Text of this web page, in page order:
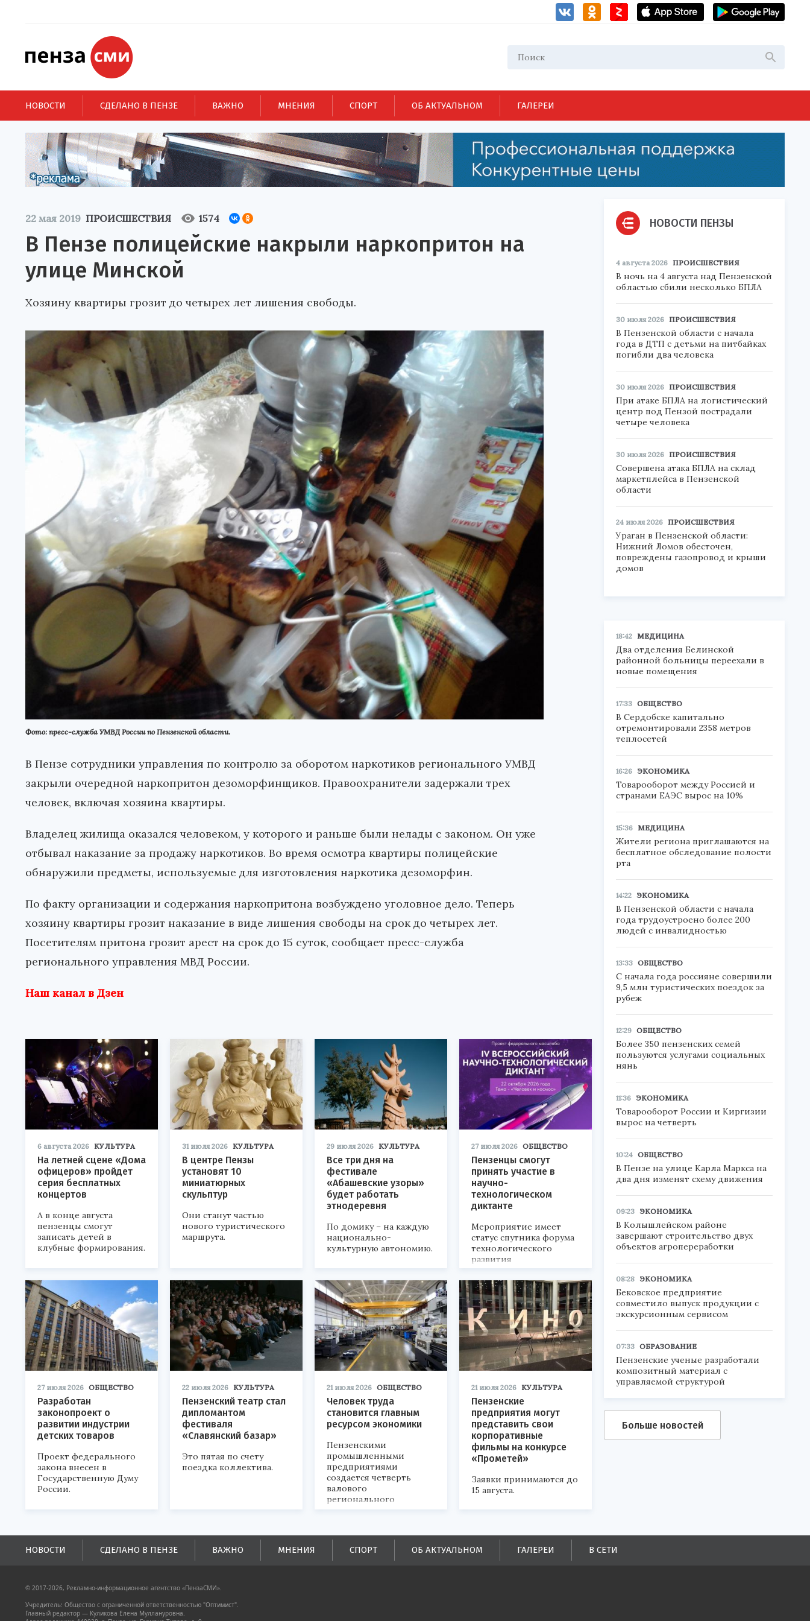
НОВОСТИ СДЕЛАНО В ПЕНЗЕ ВАЖНО МНЕНИЯ СПОРТ ОБ АКТУАЛЬНОМ ГАЛЕРЕИ
22 мая 2019 ПРОИСШЕСТВИЯ 1574
В Пензе полицейские накрыли наркопритон на
улице Минской
Хозяину квартиры грозит до четырех лет лишения свободы.
Фото: пресс-служба УМВД России по Пензенской области.
В Пензе сотрудники управления по контролю за оборотом наркотиков регионального УМВД
закрыли очередной наркопритон дезоморфинщиков. Правоохранители задержали трех
человек, включая хозяина квартиры.
Владелец жилища оказался человеком, у которого и раньше были нелады с законом. Он уже
отбывал наказание за продажу наркотиков. Во время осмотра квартиры полицейские
обнаружили предметы, используемые для изготовления наркотика дезоморфин.
По факту организации и содержания наркопритона возбуждено уголовное дело. Теперь
хозяину квартиры грозит наказание в виде лишения свободы на срок до четырех лет.
Посетителям притона грозит арест на срок до 15 суток, сообщает пресс-служба
регионального управления МВД России.
Наш канал в Дзен
6 августа 2026 КУЛЬТУРА
На летней сцене «Дома
офицеров» пройдет
серия бесплатных
концертов
А в конце августа
пензенцы смогут
записать детей в
клубные формирования.
31 июля 2026 КУЛЬТУРА
В центре Пензы
установят 10
миниатюрных
скульптур
Они станут частью
нового туристического
маршрута.
29 июля 2026 КУЛЬТУРА
Все три дня на
фестивале
«Абашевские узоры»
будет работать
этнодеревня
По домику – на каждую
национально-
культурную автономию.
27 июля 2026 ОБЩЕСТВО
Пензенцы смогут
принять участие в
научно-
технологическом
диктанте
Мероприятие имеет
статус спутника форума
технологического
развития
«Технопром-2026».
27 июля 2026 ОБЩЕСТВО
Разработан
законопроект о
развитии индустрии
детских товаров
Проект федерального
закона внесен в
Государственную Думу
России.
22 июля 2026 КУЛЬТУРА
Пензенский театр стал
дипломантом
фестиваля
«Славянский базар»
Это пятая по счету
поездка коллектива.
21 июля 2026 ОБЩЕСТВО
Человек труда
становится главным
ресурсом экономики
Пензенскими
промышленными
предприятиями
создается четверть
валового
регионального
продукта и
поступлений в
бюджеты всех уровней.
21 июля 2026 КУЛЬТУРА
Пензенские
предприятия могут
представить свои
корпоративные
фильмы на конкурсе
«Прометей»
Заявки принимаются до
15 августа.
НОВОСТИ ПЕНЗЫ
4 августа 2026 ПРОИСШЕСТВИЯ
В ночь на 4 августа над Пензенской
областью сбили несколько БПЛА
30 июля 2026 ПРОИСШЕСТВИЯ
В Пензенской области с начала
года в ДТП с детьми на питбайках
погибли два человека
30 июля 2026 ПРОИСШЕСТВИЯ
При атаке БПЛА на логистический
центр под Пензой пострадали
четыре человека
30 июля 2026 ПРОИСШЕСТВИЯ
Совершена атака БПЛА на склад
маркетплейса в Пензенской
области
24 июля 2026 ПРОИСШЕСТВИЯ
Ураган в Пензенской области:
Нижний Ломов обесточен,
повреждены газопровод и крыши
домов
18:42 МЕДИЦИНА
Два отделения Белинской
районной больницы переехали в
новые помещения
17:33 ОБЩЕСТВО
В Сердобске капитально
отремонтировали 2358 метров
теплосетей
16:26 ЭКОНОМИКА
Товарооборот между Россией и
странами ЕАЭС вырос на 10%
15:36 МЕДИЦИНА
Жители региона приглашаются на
бесплатное обследование полости
рта
14:22 ЭКОНОМИКА
В Пензенской области с начала
года трудоустроено более 200
людей с инвалидностью
13:33 ОБЩЕСТВО
С начала года россияне совершили
9,5 млн туристических поездок за
рубеж
12:29 ОБЩЕСТВО
Более 350 пензенских семей
пользуются услугами социальных
нянь
11:36 ЭКОНОМИКА
Товарооборот России и Киргизии
вырос на четверть
10:24 ОБЩЕСТВО
В Пензе на улице Карла Маркса на
два дня изменят схему движения
09:23 ЭКОНОМИКА
В Колышлейском районе
завершают строительство двух
объектов агропереработки
08:28 ЭКОНОМИКА
Бековское предприятие
совместило выпуск продукции с
экскурсионным сервисом
07:33 ОБРАЗОВАНИЕ
Пензенские ученые разработали
композитный материал с
управляемой структурой
Больше новостей
НОВОСТИ СДЕЛАНО В ПЕНЗЕ ВАЖНО МНЕНИЯ СПОРТ ОБ АКТУАЛЬНОМ ГАЛЕРЕИ В СЕТИ
© 2017-2026, Рекламно-информационное агентство «ПензаСМИ».
Учредитель: Общество с ограниченной ответственностью "Оптимист".
Главный редактор — Куликова Елена Муллануровна.